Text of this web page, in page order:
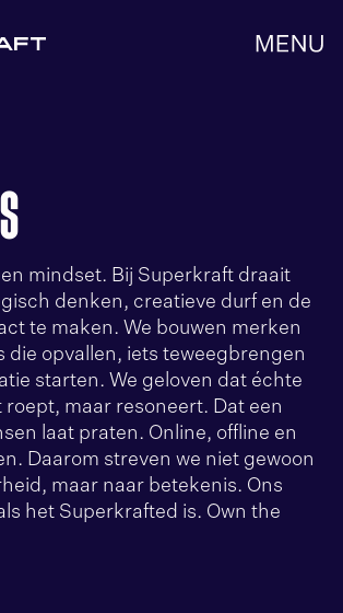
mindset. Bij Superkraft draait
denken, creatieve durf en de
te maken. We bouwen merken
die opvallen, iets teweegbrengen
starten. We geloven dat échte
maar resoneert. Dat een
laat praten. Online, offline en
Daarom streven we niet gewoon
maar naar betekenis. Ons
het Superkrafted is. Own the